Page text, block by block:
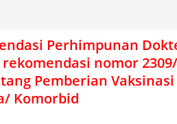
Perhimpunan
nomor
Pemberian Vaksinasi
Komorbid